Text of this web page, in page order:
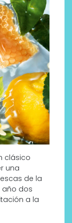
clásico
una
de la
dos
a la